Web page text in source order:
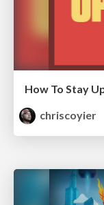
How To Stay
chriscoyier